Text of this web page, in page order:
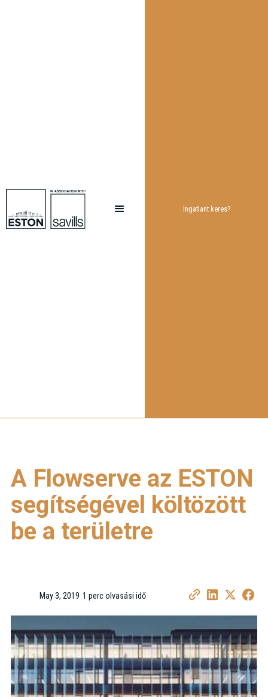
Ingatlant keres?
A Flowserve az ESTON
segítségével költözött
be a területre
May 3, 2019 •1 perc olvasási idő